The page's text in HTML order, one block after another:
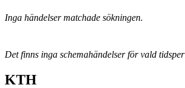
Inga händelser matchade sökningen.
Det finns inga schemahändelser för vald
KTH